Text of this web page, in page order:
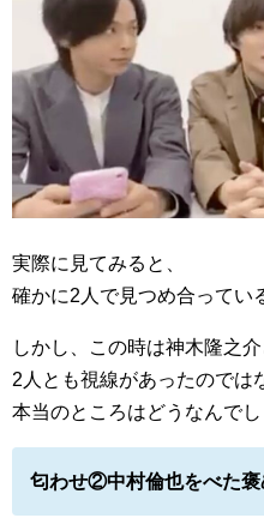
実際に見てみると、
確かに2人で見つめ合ってい
しかし、この時は神木隆之
2人とも視線があったのでは
本当のところはどうなんでし
匂わせ②中村倫也をべた褒